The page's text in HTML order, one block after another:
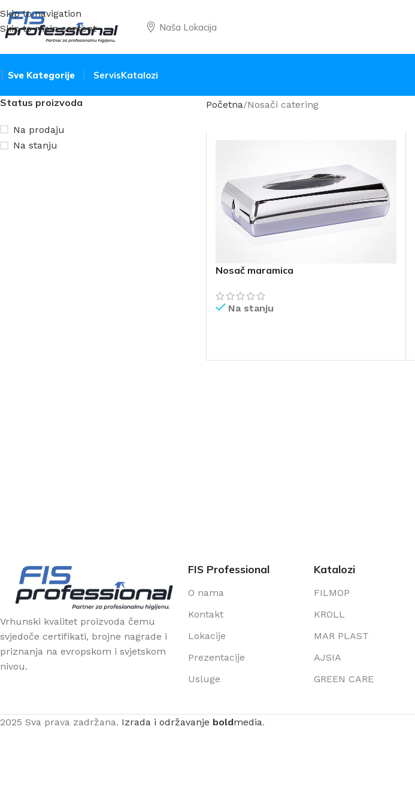
Skip to navigation
Skip to main content
Naša Lokacija
Sve Kategorije ServisKatalozi
Status proizvoda
Na prodaju
Na stanju
Početna Nosači catering
Nosač maramica
Na stanju
Vrhunski kvalitet proizvoda čemu
svjedoče certifikati, brojne nagrade i
priznanja na evropskom i svjetskom
nivou.
FIS Professional
O nama
Kontakt
Lokacije
Prezentacije
Usluge
Katalozi
FILMOP
KROLL
MAR PLAST
AJSIA
GREEN CARE
2025 Sva prava zadržana. Izrada i održavanje boldmedia.